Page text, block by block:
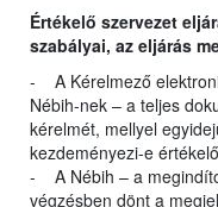
Értékelő szervezet
szabályai, az eljárás
- A Kérelmező
Nébih-nek – a teljes
kérelmét, mellyel
kezdeményezi-e
- A Nébih – a
végzésben dönt a